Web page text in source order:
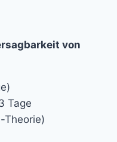
von
Tage
Theorie)